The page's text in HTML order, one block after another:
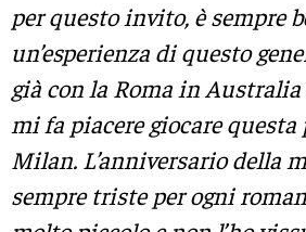
per questo invito, è sempre
un’esperienza di questo
già con la Roma in
mi fa piacere giocare
Milan. L’anniversario della
sempre triste per ogni